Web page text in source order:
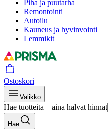
Piha ja puutarha
Remontointi
Autoilu
Kauneus ja hyvinvointi
Lemmikit
Ostoskori
Valikko
Hae tuotteita – aina halvat hinnat
Hae